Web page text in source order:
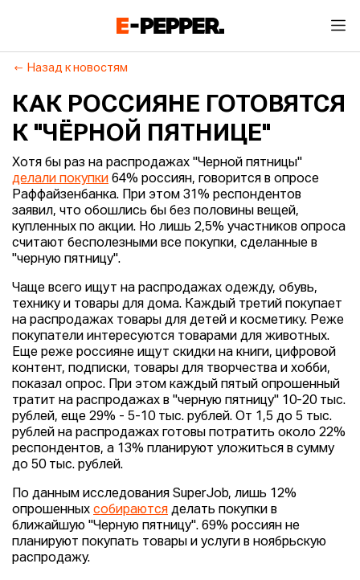
Назад к новостям
КАК РОССИЯНЕ ГОТОВЯТСЯ
К "ЧЁРНОЙ ПЯТНИЦЕ"
Хотя бы раз на распродажах "Черной пятницы"
делали покупки 64% россиян, говорится в опросе
Раффайзенбанка. При этом 31% респондентов
заявил, что обошлись бы без половины вещей,
купленных по акции. Но лишь 2,5% участников опроса
считают бесполезными все покупки, сделанные в
"черную пятницу".
Чаще всего ищут на распродажах одежду, обувь,
технику и товары для дома. Каждый третий покупает
на распродажах товары для детей и косметику. Реже
покупатели интересуются товарами для животных.
Еще реже россияне ищут скидки на книги, цифровой
контент, подписки, товары для творчества и хобби,
показал опрос. При этом каждый пятый опрошенный
тратит на распродажах в "черную пятницу" 10-20 тыс.
рублей, еще 29% - 5-10 тыс. рублей. От 1,5 до 5 тыс.
рублей на распродажах готовы потратить около 22%
респондентов, а 13% планируют уложиться в сумму
до 50 тыс. рублей.
По данным исследования SuperJob, лишь 12%
опрошенных собираются делать покупки в
ближайшую "Черную пятницу". 69% россиян не
планируют покупать товары и услуги в ноябрьскую
распродажу.